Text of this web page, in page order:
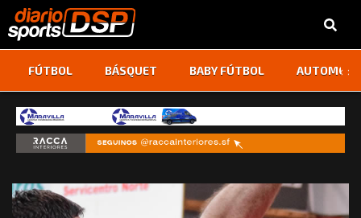
FÚTBOL BÁSQUET BABY FÚTBOL ‹ ›